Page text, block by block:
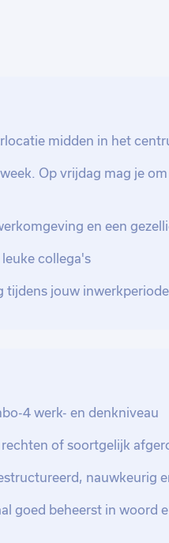
binnen het gehele
klaar. Het wordt
midden in het
Op vrijdag mag je
en een
collega's
tijdens jouw inwerkperiode
4 werk- en denkniveau
of soortgelijk
nauwkeurig
goed beheerst in woord